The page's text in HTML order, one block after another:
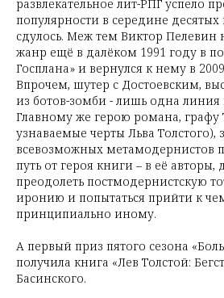
развлекательное лит-РПГ успело
популярности в середине десятых
сдулось. Меж тем Виктор Пелевин
жанр ещё в далёком 1991 году в
Госплана» и вернулся к нему в
Впрочем, шутер с Достоевским,
из ботов-зомби - лишь одна линия
Главному же герою романа,
узнаваемые черты Льва Толстого),
всевозможных метамодернистов
путь от героя книги – в её авторы,
преодолеть постмодернистскую
иронию и попытаться прийти к
принципиально иному.
А первый приз пятого сезона
получила книга «Лев Толстой:
Басинского.